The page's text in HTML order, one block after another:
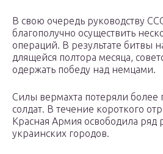
В свою очередь руководству
благополучно осуществить
операций. В результате битвы
длящейся полтора месяца,
одержать победу над немцами.
Силы вермахта потеряли более
солдат. В течение короткого
Красная Армия освободила ряд
украинских городов.